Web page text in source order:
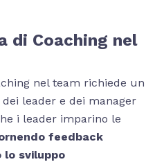
di Coaching nel
nel team richiede un
leader e dei manager
i leader imparino le
feedback
lo sviluppo